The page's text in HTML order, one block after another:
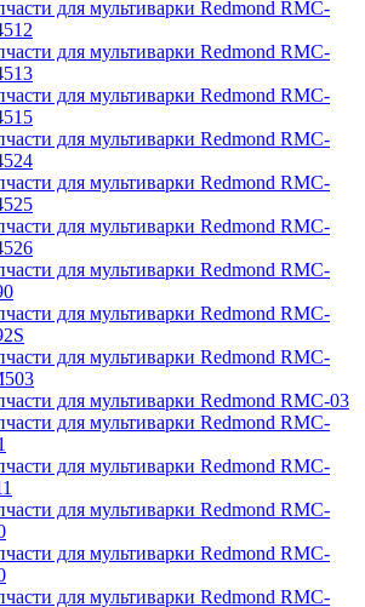
для мультиварки Redmond RMC-
для мультиварки Redmond RMC-
для мультиварки Redmond RMC-
для мультиварки Redmond RMC-
для мультиварки Redmond RMC-
для мультиварки Redmond RMC-
для мультиварки Redmond RMC-
для мультиварки Redmond RMC-
для мультиварки Redmond RMC-
для мультиварки Redmond RMC-03
для мультиварки Redmond RMC-
для мультиварки Redmond RMC-
для мультиварки Redmond RMC-
для мультиварки Redmond RMC-
для мультиварки Redmond RMC-